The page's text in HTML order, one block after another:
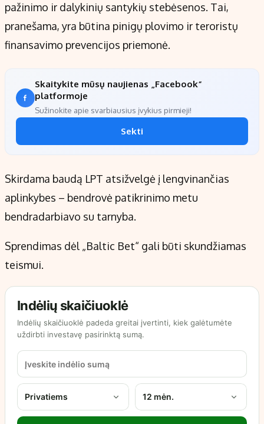
pažinimo ir dalykinių santykių stebėsenos. Tai,
pranešama, yra būtina pinigų plovimo ir teroristų
finansavimo prevencijos priemonė.
Skaitykite mūsų naujienas „Facebook“
platformoje
Sužinokite apie svarbiausius įvykius pirmieji!
Sekti
Skirdama baudą LPT atsižvelgė į lengvinančias
aplinkybes – bendrovė patikrinimo metu
bendradarbiavo su tarnyba.
Sprendimas dėl „Baltic Bet“ gali būti skundžiamas
teismui.